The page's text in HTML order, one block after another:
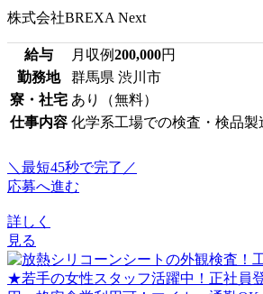
株式会社BREXA Next
給与 月収例200,000円
勤務地
群馬県 渋川市
寮・社宅 あり（無料）
仕事内容 化学系工場での検査・検品製
＼最短45秒で完了／
応募へ進む
詳しく
見る